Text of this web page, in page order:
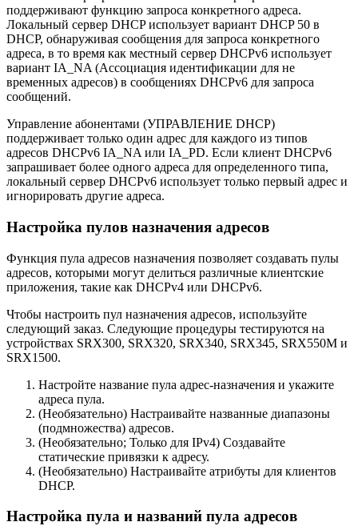
поддерживают функцию запроса конкретного адреса.
Локальный сервер DHCP использует вариант DHCP 50 в
DHCP, обнаруживая сообщения для запроса конкретного
адреса, в то время как местный сервер DHCPv6 использует
вариант IA_NA (Ассоциация идентификации для не
временных адресов) в сообщениях DHCPv6 для запроса
сообщений.
Управление абонентами (УПРАВЛЕНИЕ DHCP)
поддерживает только один адрес для каждого из типов
адресов DHCPv6 IA_NA или IA_PD. Если клиент DHCPv6
запрашивает более одного адреса для определенного типа,
локальный сервер DHCPv6 использует только первый адрес и
игнорировать другие адреса.
Настройка пулов назначения адресов
Функция пула адресов назначения позволяет создавать пулы
адресов, которыми могут делиться различные клиентские
приложения, такие как DHCPv4 или DHCPv6.
Чтобы настроить пул назначения адресов, используйте
следующий заказ. Следующие процедуры тестируются на
устройствах SRX300, SRX320, SRX340, SRX345, SRX550M и
SRX1500.
Настройте название пула адрес-назначения и укажите
адреса пула.
(Необязательно) Настраивайте названные диапазоны
(подмножества) адресов.
(Необязательно; Только для IPv4) Создавайте
статические привязки к адресу.
(Необязательно) Настраивайте атрибуты для клиентов
DHCP.
Настройка пула и названий пула адресов